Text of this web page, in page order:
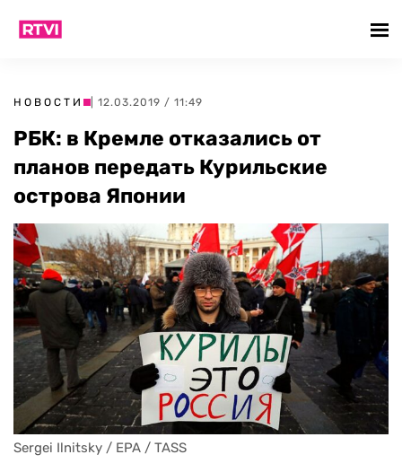
НОВОСТИ | 12.03.2019 / 11:49
РБК: в Кремле отказались от
планов передать Курильские
острова Японии
Sergei Ilnitsky / EPA / TASS